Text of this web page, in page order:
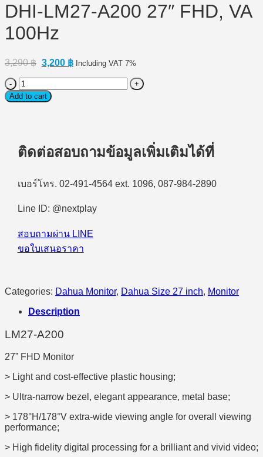
DHI-LM27-A200 27″ FHD, VA
100Hz
3,290฿ Original
3,290 ฿.
3,200 ฿Current
Including VAT 7%
Monitor(จอ
มอนิเตอร์)DAHUA
27"
FHD,
quantity
Add to cart
ติดต่อสอบถามข้อมูลเพิ่มเติมได้ที่
เบอร์โทร. 02-491-4564 ext. 1096, 087-984-2890
Line ID: @nextplay
สอบถามผ่าน LINE
ขอใบเสนอราคา
Categories: Dahua Monitor, Dahua Size 27 inch, Monitor
Description
LM27-A200
27” FHD Monitor
> Light and cost-effective plastic housing;
> Ultra-narrow bezel, elegant appearance, metal base;
> 178°H/178°V extra-wide viewing angle for overall viewing
performance;
> High fidelity digital processing for a brilliant and vivid video;